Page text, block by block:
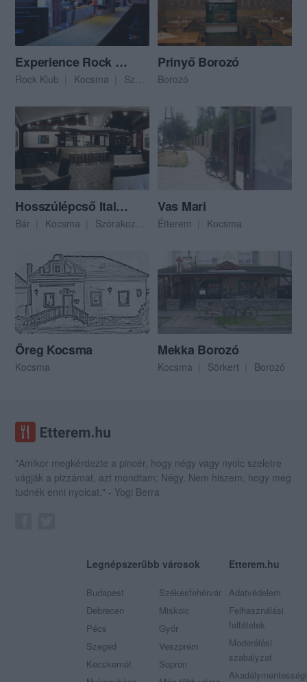
Experience Rock Klub
Rock Klub Kocsma Szórakozóhely
Prinyő Borozó
Borozó
Hosszúlépcső Italozó
Bár Kocsma Szórakozóhely
Vas Mari
Étterem Kocsma
Öreg Kocsma
Kocsma
Mekka Borozó
Kocsma Sörkert Borozó
"Amikor megkérdezte a pincér, hogy négy vagy nyolc szeletre
vágják a pizzámat, azt mondtam; Négy. Nem hiszem, hogy meg
tudnék enni nyolcat." - Yogi Berra
Legnépszerűbb városok
Budapest
Debrecen
Pécs
Szeged
Kecskemét
Székesfehérvár
Miskolc
Győr
Veszprém
Sopron
Etterem.hu
Adatvédelem
Felhasználási
feltételek
Moderálási
szabályzat
Akadálymentességi